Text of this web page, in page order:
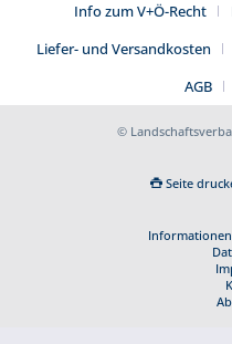
Info zum V+Ö-Recht
Liefer- und Versandkosten
AGB
©
Seite